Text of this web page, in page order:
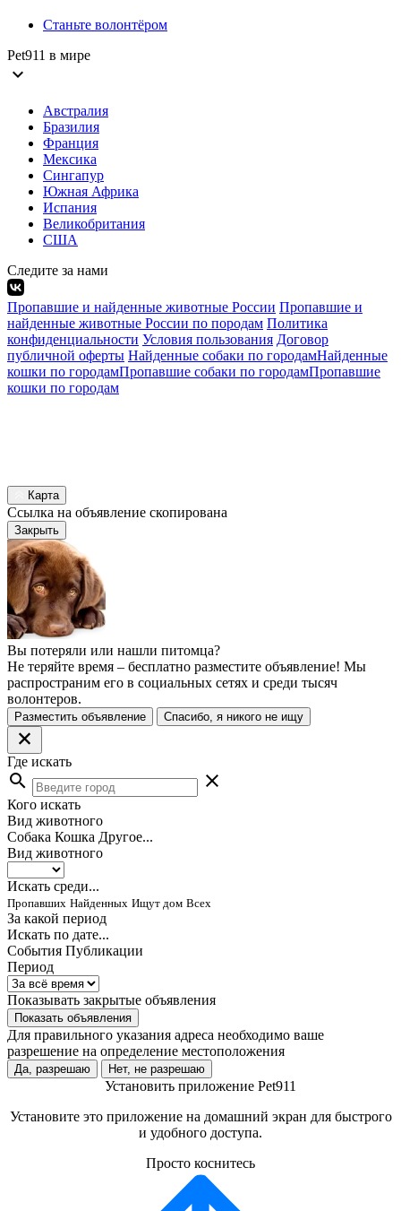
Станьте волонтёром
Pet911 в мире
expand_more
Австралия
Бразилия
Франция
Мексика
Сингапур
Южная Африка
Испания
Великобритания
США
Следите за нами
Пропавшие и найденные животные России Пропавшие и
найденные животные России по породам Политика
конфиденциальности Условия пользования Договор
публичной оферты Найденные собаки по городамНайденные
кошки по городамПропавшие собаки по городамПропавшие
кошки по городам
Карта
Ссылка на объявление скопирована
Закрыть
Вы потеряли или нашли питомца?
Не теряйте время – бесплатно разместите объявление! Мы
распространим его в социальных сетях и среди тысяч
волонтеров.
Разместить объявление Спасибо, я никого не ищу
Где искать
search close
Кого искать
Вид животного
Собака Кошка Другое...
Вид животного
Искать среди...
Пропавших Найденных Ищут дом Всех
За какой период
Искать по дате...
События Публикации
Период
Показывать закрытые объявления
Показать объявления
Для правильного указания адреса необходимо ваше
разрешение на определение местоположения
Да, разрешаю Нет, не разрешаю
Установить приложение Pet911
Установите это приложение на домашний экран для быстрого
и удобного доступа.
Просто коснитесь